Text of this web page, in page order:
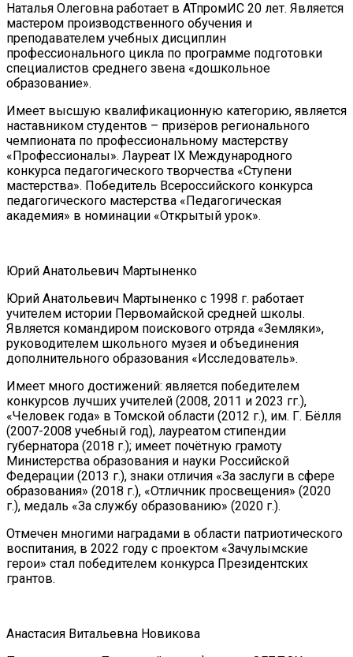
Наталья Олеговна работает в АТпромИС 20 лет. Является
мастером производственного обучения и
преподавателем учебных дисциплин
профессионального цикла по программе подготовки
специалистов среднего звена «дошкольное
образование».
Имеет высшую квалификационную категорию, является
наставником студентов – призёров регионального
чемпионата по профессиональному мастерству
«Профессионалы». Лауреат IX Международного
конкурса педагогического творчества «Ступени
мастерства». Победитель Всероссийского конкурса
педагогического мастерства «Педагогическая
академия» в номинации «Открытый урок».
Юрий Анатольевич Мартыненко
Юрий Анатольевич Мартыненко с 1998 г. работает
учителем истории Первомайской средней школы.
Является командиром поискового отряда «Земляки»,
руководителем школьного музея и объединения
дополнительного образования «Исследователь».
Имеет много достижений: является победителем
конкурсов лучших учителей (2008, 2011 и 2023 гг.),
«Человек года» в Томской области (2012 г.), им. Г. Бёлля
(2007-2008 учебный год), лауреатом стипендии
губернатора (2018 г.); имеет почётную грамоту
Министерства образования и науки Российской
Федерации (2013 г.), знаки отличия «За заслуги в сфере
образования» (2018 г.), «Отличник просвещения» (2020
г.), медаль «За службу образованию» (2020 г.).
Отмечен многими наградами в области патриотического
воспитания, в 2022 году с проектом «Зачулымские
герои» стал победителем конкурса Президентских
грантов.
Анастасия Витальевна Новикова